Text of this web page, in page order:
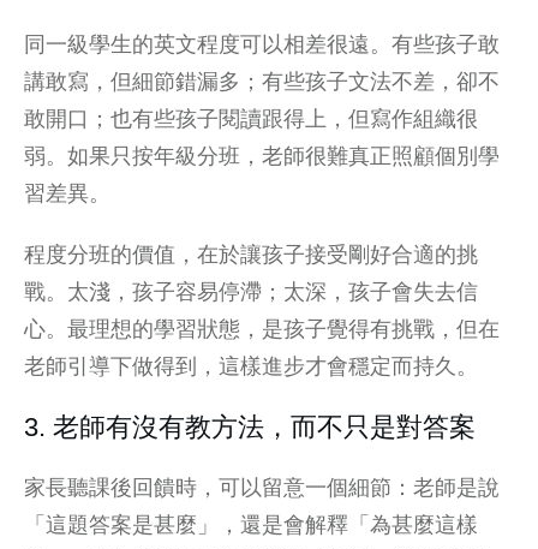
同一級學生的英文程度可以相差很遠。有些孩子敢
講敢寫，但細節錯漏多；有些孩子文法不差，卻不
敢開口；也有些孩子閱讀跟得上，但寫作組織很
弱。如果只按年級分班，老師很難真正照顧個別學
習差異。
程度分班的價值，在於讓孩子接受剛好合適的挑
戰。太淺，孩子容易停滯；太深，孩子會失去信
心。最理想的學習狀態，是孩子覺得有挑戰，但在
老師引導下做得到，這樣進步才會穩定而持久。
3. 老師有沒有教方法，而不只是對答案
家長聽課後回饋時，可以留意一個細節：老師是說
「這題答案是甚麼」，還是會解釋「為甚麼這樣